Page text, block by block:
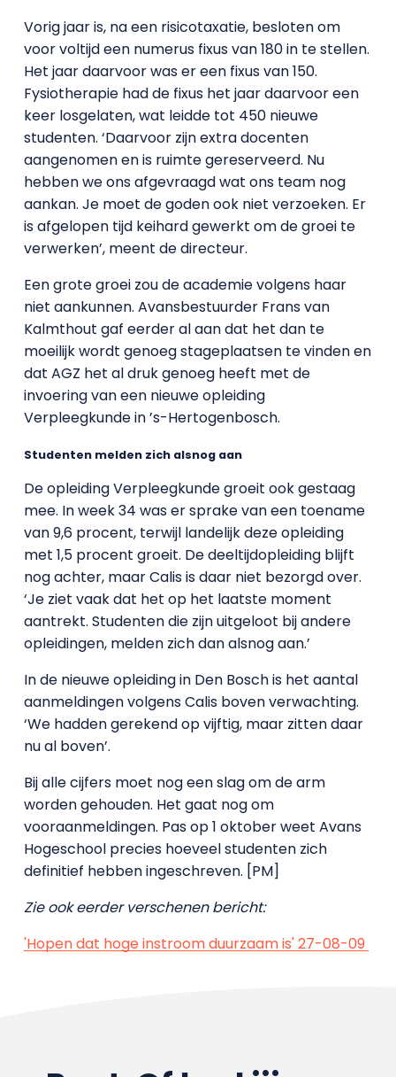
Vorig jaar is, na een risicotaxatie, besloten om
voor voltijd een numerus fixus van 180 in te stellen.
Het jaar daarvoor was er een fixus van 150.
Fysiotherapie had de fixus het jaar daarvoor een
keer losgelaten, wat leidde tot 450 nieuwe
studenten. ‘Daarvoor zijn extra docenten
aangenomen en is ruimte gereserveerd. Nu
hebben we ons afgevraagd wat ons team nog
aankan. Je moet de goden ook niet verzoeken. Er
is afgelopen tijd keihard gewerkt om de groei te
verwerken’, meent de directeur.
Een grote groei zou de academie volgens haar
niet aankunnen. Avansbestuurder Frans van
Kalmthout gaf eerder al aan dat het dan te
moeilijk wordt genoeg stageplaatsen te vinden en
dat AGZ het al druk genoeg heeft met de
invoering van een nieuwe opleiding
Verpleegkunde in ’s-Hertogenbosch.
Studenten melden zich alsnog aan
De opleiding Verpleegkunde groeit ook gestaag
mee. In week 34 was er sprake van een toename
van 9,6 procent, terwijl landelijk deze opleiding
met 1,5 procent groeit. De deeltijdopleiding blijft
nog achter, maar Calis is daar niet bezorgd over.
‘Je ziet vaak dat het op het laatste moment
aantrekt. Studenten die zijn uitgeloot bij andere
opleidingen, melden zich dan alsnog aan.’
In de nieuwe opleiding in Den Bosch is het aantal
aanmeldingen volgens Calis boven verwachting.
‘We hadden gerekend op vijftig, maar zitten daar
nu al boven’.
Bij alle cijfers moet nog een slag om de arm
worden gehouden. Het gaat nog om
vooraanmeldingen. Pas op 1 oktober weet Avans
Hogeschool precies hoeveel studenten zich
definitief hebben ingeschreven. [PM]
Zie ook eerder verschenen bericht:
'Hopen dat hoge instroom duurzaam is' 27-08-09